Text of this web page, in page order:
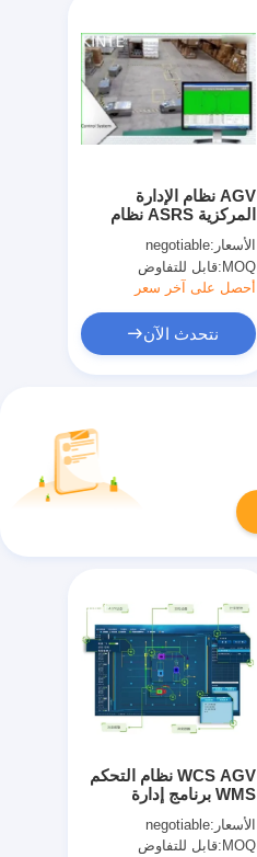
AGV نظام الإدارة
المركزية ASRS نظام
إدارة المستودعات
الأسعار:negotiable
MOQ: قابل للتفاوض
أحصل على آخر سعر
نتحدث الآن
WCS AGV نظام التحكم
WMS برنامج إدارة
المخزون في
المستودعات
الأسعار:negotiable
MOQ: قابل للتفاوض